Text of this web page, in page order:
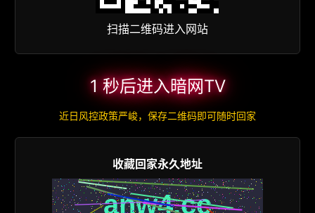
扫描二维码进入网站
1 秒后进入暗网TV
近日风控政策严峻，保存二维码即可随时回家
收藏回家永久地址